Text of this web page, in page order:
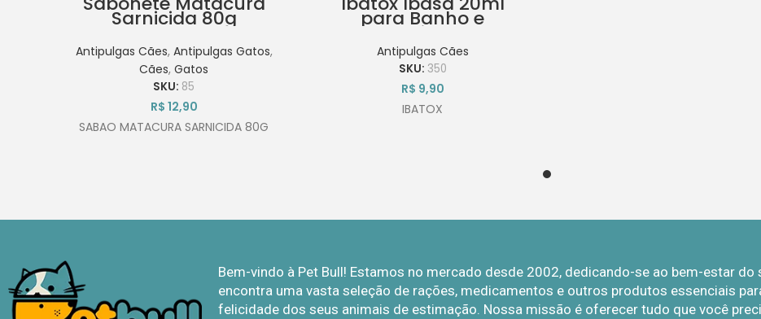
Sarnicida 80g
Antipulgas Cães, Antipulgas Gatos,
Cães,Gatos
SKU: 85
R$ 12,90
SABAO MATACURA SARNICIDA 80G
para Banho e
Pulverização
Antipulgas Cães
SKU: 350
R$ 9,90
IBATOX
Bem-vindo à Pet Bull! Estamos no mercado desde 2002, dedicando-se ao bem-estar do
encontra uma vasta seleção de rações, medicamentos e outros produtos essenciais
felicidade dos seus animais de estimação. Nossa missão é oferecer tudo que você